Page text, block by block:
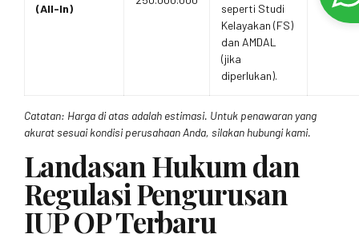
(All-In)
seperti Studi
Kelayakan (FS)
dan AMDAL
(jika
diperlukan).
Catatan: Harga di atas adalah estimasi. Untuk penawaran yang
akurat sesuai kondisi perusahaan Anda, silakan hubungi kami.
Landasan Hukum dan
Regulasi Pengurusan
IUP OP Terbaru